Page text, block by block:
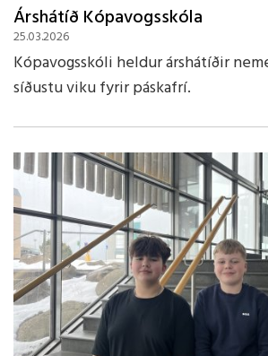
Árshátíð Kópavogsskóla
25.03.2026
Kópavogsskóli heldur árshátíðir
síðustu viku fyrir páskafrí.